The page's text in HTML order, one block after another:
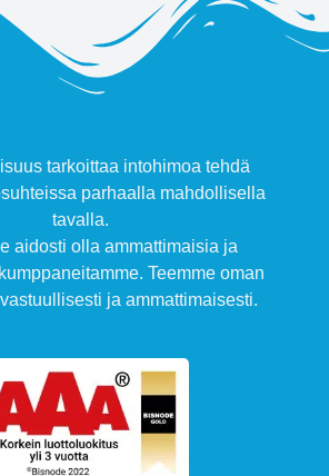
tarkoittaa intohimoa tehdä
parhaalla mahdollisella
tavalla.
aidosti olla ammattimaisia ja
Teemme oman
ja ammattimaisesti.